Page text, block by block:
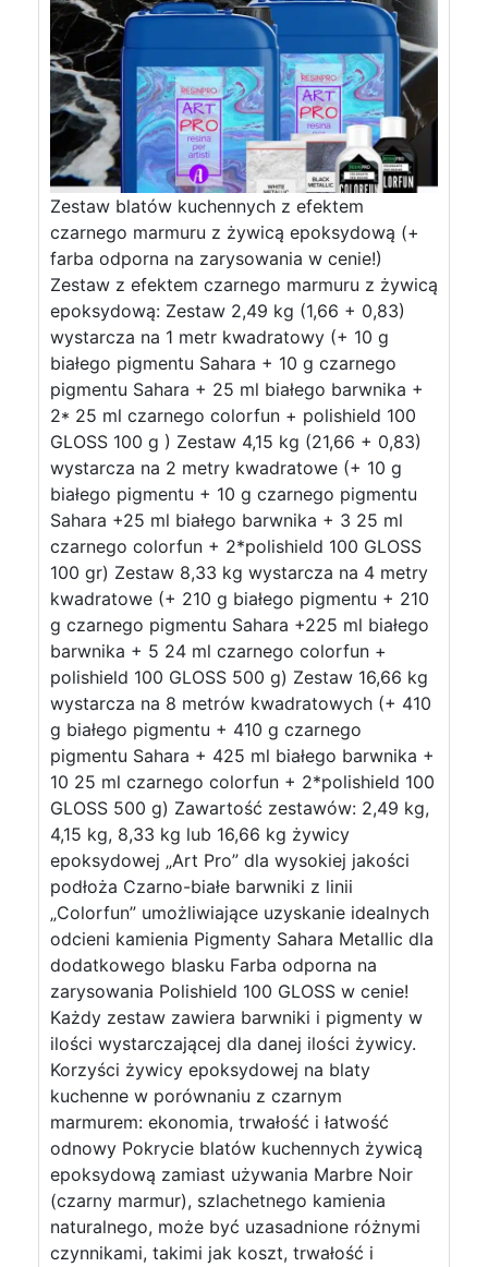
Zestaw blatów kuchennych z efektem
czarnego marmuru z żywicą epoksydową (+
farba odporna na zarysowania w cenie!)
Zestaw z efektem czarnego marmuru z żywicą
epoksydową: Zestaw 2,49 kg (1,66 + 0,83)
wystarcza na 1 metr kwadratowy (+ 10 g
białego pigmentu Sahara + 10 g czarnego
pigmentu Sahara + 25 ml białego barwnika +
2* 25 ml czarnego colorfun + polishield 100
GLOSS 100 g ) Zestaw 4,15 kg (21,66 + 0,83)
wystarcza na 2 metry kwadratowe (+ 10 g
białego pigmentu + 10 g czarnego pigmentu
Sahara +25 ml białego barwnika + 3 25 ml
czarnego colorfun + 2*polishield 100 GLOSS
100 gr) Zestaw 8,33 kg wystarcza na 4 metry
kwadratowe (+ 210 g białego pigmentu + 210
g czarnego pigmentu Sahara +225 ml białego
barwnika + 5 24 ml czarnego colorfun +
polishield 100 GLOSS 500 g) Zestaw 16,66 kg
wystarcza na 8 metrów kwadratowych (+ 410
g białego pigmentu + 410 g czarnego
pigmentu Sahara + 425 ml białego barwnika +
10 25 ml czarnego colorfun + 2*polishield 100
GLOSS 500 g) Zawartość zestawów: 2,49 kg,
4,15 kg, 8,33 kg lub 16,66 kg żywicy
epoksydowej „Art Pro” dla wysokiej jakości
podłoża Czarno-białe barwniki z linii
„Colorfun” umożliwiające uzyskanie idealnych
odcieni kamienia Pigmenty Sahara Metallic dla
dodatkowego blasku Farba odporna na
zarysowania Polishield 100 GLOSS w cenie!
Każdy zestaw zawiera barwniki i pigmenty w
ilości wystarczającej dla danej ilości żywicy.
Korzyści żywicy epoksydowej na blaty
kuchenne w porównaniu z czarnym
marmurem: ekonomia, trwałość i łatwość
odnowy Pokrycie blatów kuchennych żywicą
epoksydową zamiast używania Marbre Noir
(czarny marmur), szlachetnego kamienia
naturalnego, może być uzasadnione różnymi
czynnikami, takimi jak koszt, trwałość i